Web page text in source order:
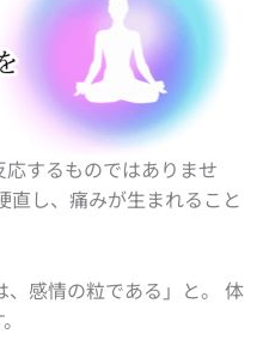
するものではありませ
直し、痛みが生まれること
、感情の粒である」と。 体